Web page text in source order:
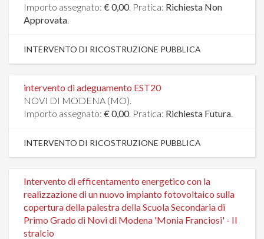
Importo assegnato: € 0,00. Pratica: Richiesta Non
Approvata.
INTERVENTO DI RICOSTRUZIONE PUBBLICA
intervento di adeguamento EST20
NOVI DI MODENA (MO).
Importo assegnato: € 0,00. Pratica: Richiesta Futura.
INTERVENTO DI RICOSTRUZIONE PUBBLICA
Intervento di efficentamento energetico con la
realizzazione di un nuovo impianto fotovoltaico sulla
copertura della palestra della Scuola Secondaria di
Primo Grado di Novi di Modena 'Monia Franciosi' - II
stralcio